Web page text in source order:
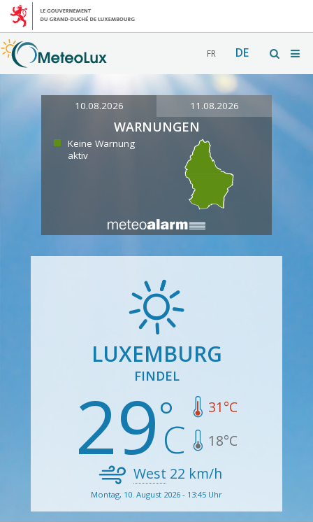
FR DE
10.08.2026 11.08.2026
WARNUNGEN
Keine Warnung
aktiv
LUXEMBURG
FINDEL
29 31°C
18°C
West 22 km/h
Montag, 10. August 2026 - 13:45 Uhr